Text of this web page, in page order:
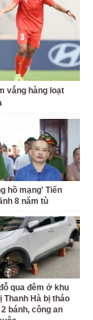
vắng hàng loạt
hồ mạng' Tiến
8 năm tù
qua đêm ở khu
Thanh Hà bị tháo
bánh, công an